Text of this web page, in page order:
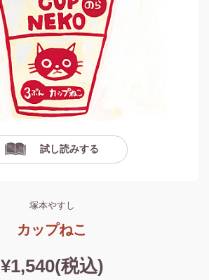
試し読みする
塚本やすし
カップねこ
¥1,540(税込)